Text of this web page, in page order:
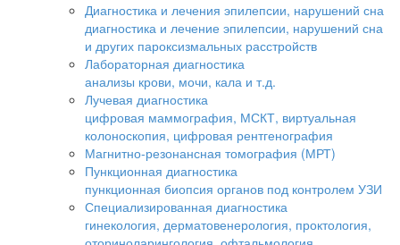
Диагностика и лечения эпилепсии, нарушений сна
диагностика и лечение эпилепсии, нарушений сна
и других пароксизмальных расстройств
Лабораторная диагностика
анализы крови, мочи, кала и т.д.
Лучевая диагностика
цифровая маммография, МСКТ, виртуальная
колоноскопия, цифровая рентгенография
Магнитно-резонансная томография (МРТ)
Пункционная диагностика
пункционная биопсия органов под контролем УЗИ
Специализированная диагностика
гинекология, дерматовенерология, проктология,